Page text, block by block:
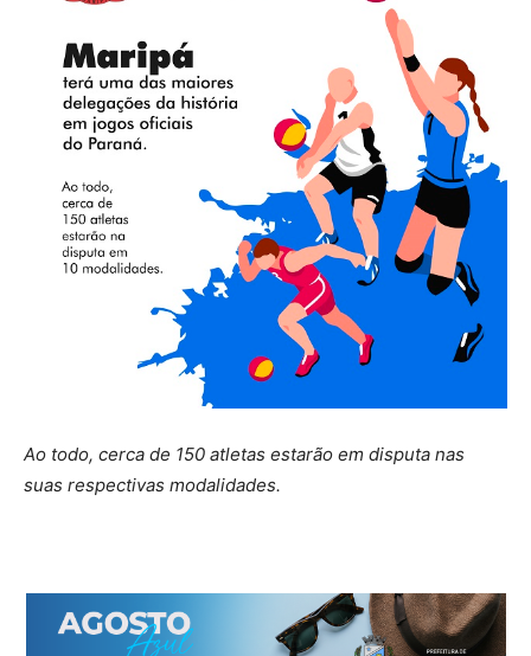
Ao todo, cerca de 150 atletas estarão em disputa nas
suas respectivas modalidades.